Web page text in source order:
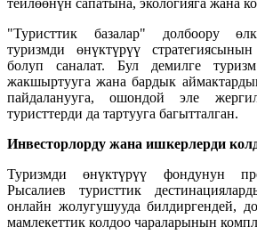
"Туристтик базалар" долбоору
туризмди өнүктүрүү
болуп саналат. Бул демилге туризм
жакшыртууга жана бардык
пайдаланууга, ошондой эле
туристтерди да тартууга багытталган.
Инвесторлорду жана ишкерлерди
Туризмди өнүктүрүү фондунун
Рысалиев туристтик
онлайн жолугушууда билдиргендей,
мамлекеттик колдоо чараларынын